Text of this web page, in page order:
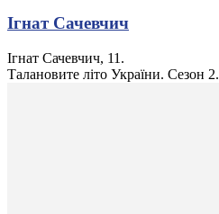
Ігнат Сачевчич
Ігнат Сачевчич, 11.
Талановите літо України. Сезон 2.